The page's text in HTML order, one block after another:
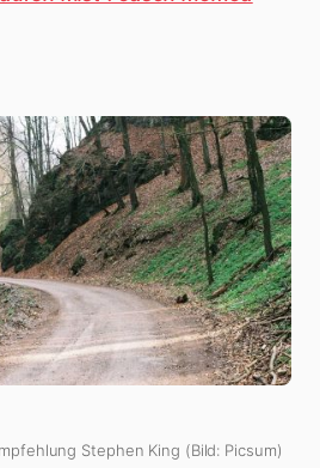
Stephen King (Bild: Picsum)